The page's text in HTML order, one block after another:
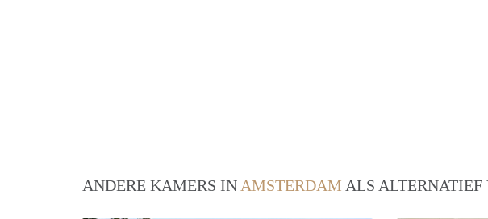
ANDERE KAMERS IN AMSTERDAM ALS